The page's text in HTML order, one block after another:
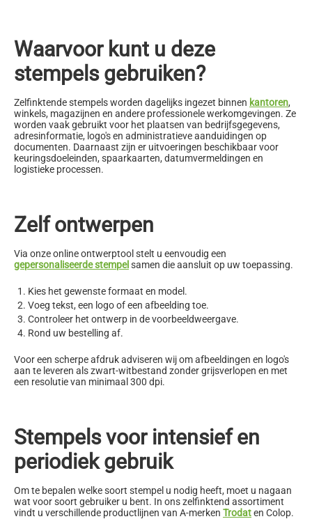
Waarvoor kunt u deze
stempels gebruiken?
Zelfinktende stempels worden dagelijks ingezet binnen kantoren,
winkels, magazijnen en andere professionele werkomgevingen. Ze
worden vaak gebruikt voor het plaatsen van bedrijfsgegevens,
adresinformatie, logo's en administratieve aanduidingen op
documenten. Daarnaast zijn er uitvoeringen beschikbaar voor
keuringsdoeleinden, spaarkaarten, datumvermeldingen en
logistieke processen.
Zelf ontwerpen
Via onze online ontwerptool stelt u eenvoudig een
gepersonaliseerde stempel samen die aansluit op uw toepassing.
Kies het gewenste formaat en model.
Voeg tekst, een logo of een afbeelding toe.
Controleer het ontwerp in de voorbeeldweergave.
Rond uw bestelling af.
Voor een scherpe afdruk adviseren wij om afbeeldingen en logo's
aan te leveren als zwart-witbestand zonder grijsverlopen en met
een resolutie van minimaal 300 dpi.
Stempels voor intensief en
periodiek gebruik
Om te bepalen welke soort stempel u nodig heeft, moet u nagaan
wat voor soort gebruiker u bent. In ons zelfinktend assortiment
vindt u verschillende productlijnen van A-merken Trodaten Colop.